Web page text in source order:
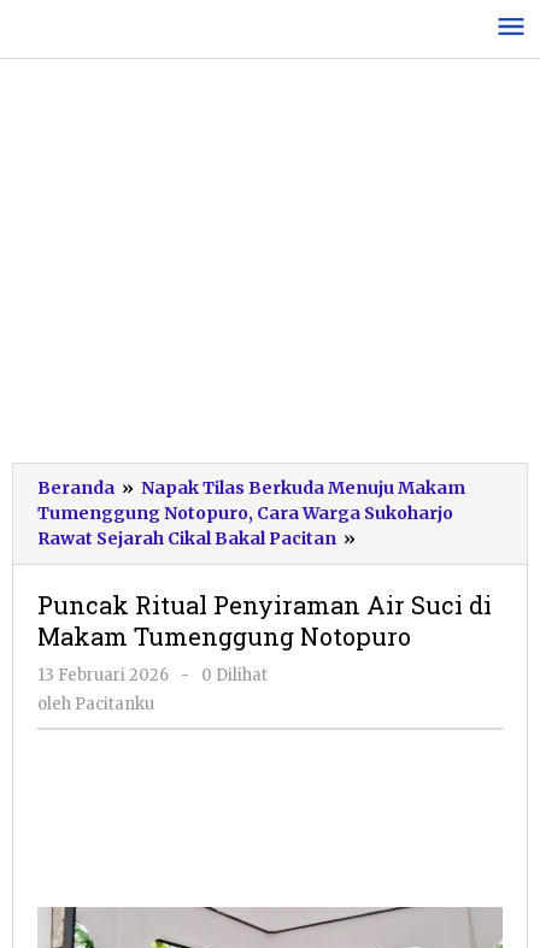
konten
Beranda » Napak Tilas Berkuda Menuju Makam
Tumenggung Notopuro, Cara Warga Sukoharjo
Rawat Sejarah Cikal Bakal Pacitan »
Ritual
Air
Suci
Puncak Ritual Penyiraman Air Suci di
Makam Tumenggung Notopuro
13 Februari 2026
oleh
-
0 Dilihat
oleh Pacitanku